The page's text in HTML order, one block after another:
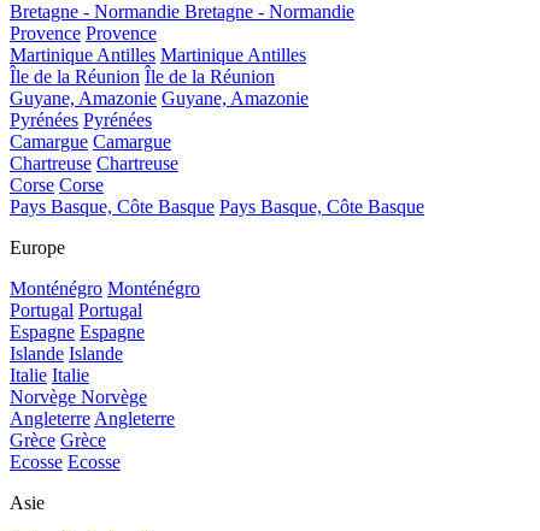
Bretagne - Normandie Bretagne - Normandie
Provence Provence
Martinique Antilles Martinique Antilles
Île de la Réunion Île de la Réunion
Guyane, Amazonie Guyane, Amazonie
Pyrénées Pyrénées
Camargue Camargue
Chartreuse Chartreuse
Corse Corse
Pays Basque, Côte Basque Pays Basque, Côte Basque
Europe
Monténégro Monténégro
Portugal Portugal
Espagne Espagne
Islande Islande
Italie Italie
Norvège Norvège
Angleterre Angleterre
Grèce Grèce
Ecosse Ecosse
Asie